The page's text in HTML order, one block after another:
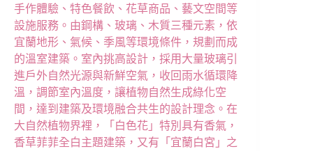
手作體驗、特色餐飲、花草商品、藝文空間等
設施服務。 由鋼構、玻璃、木質三種元素，依
宜蘭地形、氣候、季風等環境條件，規劃而成
的溫室建築。 室內挑高設計，採用大量玻璃引
進戶外自然光源與新鮮空氣，收回雨水循環降
溫，調節室內溫度， 讓植物自然生成綠化空
間，達到建築及環境融合共生的設計理念。 在
大自然植物界裡，「白色花」特別具有香氣，
香草菲菲全白主題建築，又有「宜蘭白宮」之